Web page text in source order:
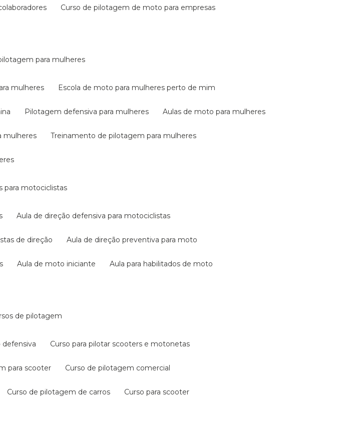
curso de pilotagem de moto para empresas
pilotagem para mulheres
mulheres escola de moto para mulheres perto de mim
pilotagem defensiva para mulheres aulas de moto para mulheres
mulheres treinamento de pilotagem para mulheres
para motociclistas
aula de direção defensiva para motociclistas
de direção aula de direção preventiva para moto
aula de moto iniciante aula para habilitados de moto
de pilotagem
defensiva curso para pilotar scooters e motonetas
para scooter curso de pilotagem comercial
curso de pilotagem de carros curso para scooter